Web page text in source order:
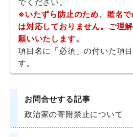
でください。
※いたずら防止のため、匿名
は対応しておりません。ご理
願いいたします。
項目名に「必須」の付いた項
す。
お問合せする記事
政治家の寄附禁止について